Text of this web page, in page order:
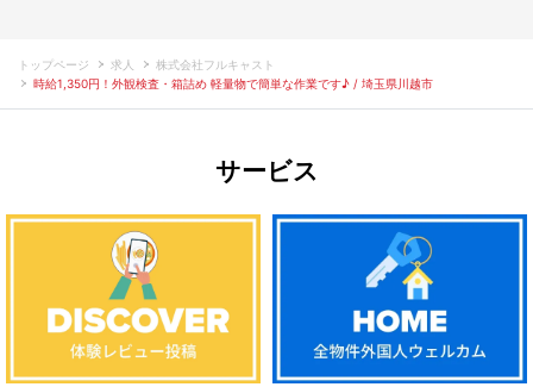
トップページ 求人
株式会社フルキャスト
時給1,350円！外観検査・箱詰め 軽量物で簡単な作業です♪ / 埼玉県川越市
サービス